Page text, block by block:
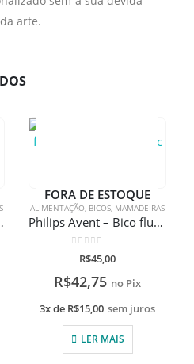
arte.
fluxo rápido
FORA DE ESTOQUE
ALIMENTAÇÃO, BICOS, MAMADEIRAS
Philips Avent – Bico fluxo variável anti- colic Classic
de 5
R$45,00
R$42,75 no Pix
3x de R$15,00 sem juros
LER MAIS